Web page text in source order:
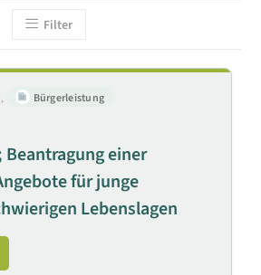
Filter
, Bürgerleistung
einer
für junge
Lebenslagen